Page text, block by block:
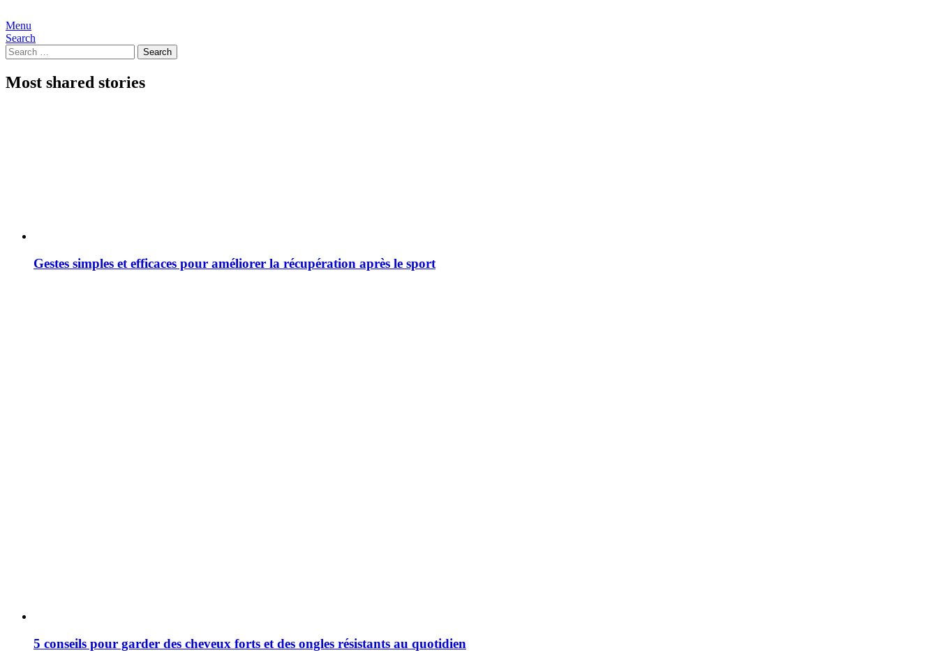
Menu
Search
Search
for:
Search
Most shared stories
Gestes simples et efficaces pour améliorer la récupération après le sport
5 conseils pour garder des cheveux forts et des ongles résistants au quotidien